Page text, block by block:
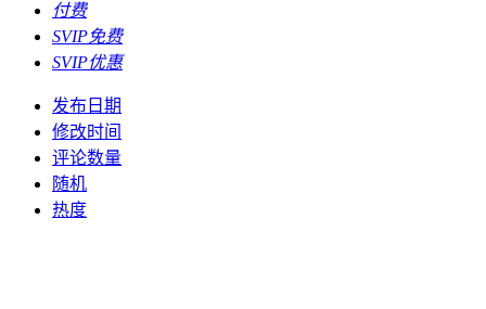
付费
SVIP免费
SVIP优惠
发布日期
修改时间
评论数量
随机
热度